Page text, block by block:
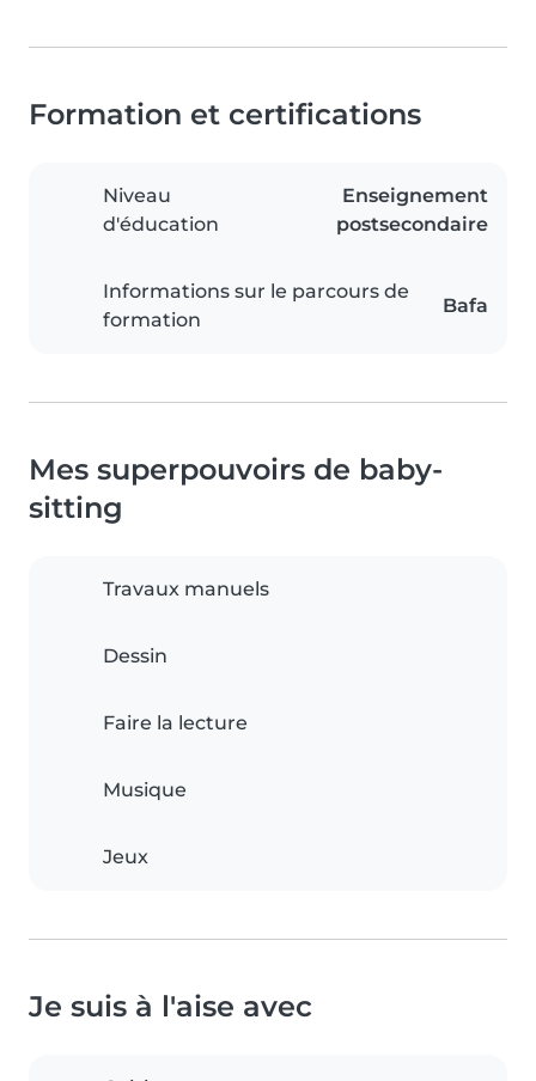
Formation et certifications
Niveau
d'éducation
Enseignement
postsecondaire
Informations sur le parcours de
formation
Bafa
Mes superpouvoirs de baby-
sitting
Travaux manuels
Dessin
Faire la lecture
Musique
Jeux
Je suis à l'aise avec